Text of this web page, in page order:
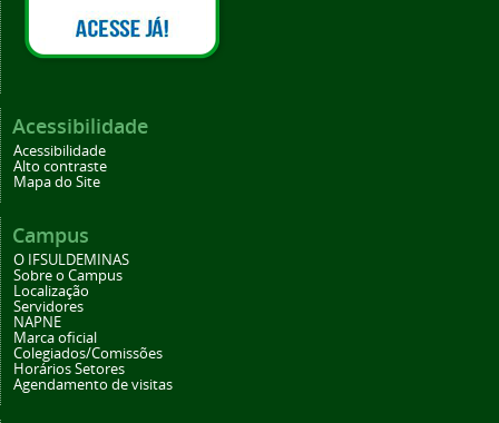
Acessibilidade
Acessibilidade
Alto contraste
Mapa do Site
Campus
O IFSULDEMINAS
Sobre o Campus
Localização
Servidores
NAPNE
Marca oficial
Colegiados/Comissões
Horários Setores
Agendamento de visitas